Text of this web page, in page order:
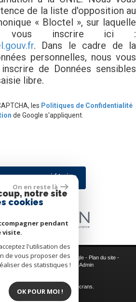
de la liste d'opposition au
« Bloctel », sur laquelle
vous inscrire ici :
. Dans le cadre de la
personnelles, nous vous
de Données sensibles
libre.
les Politiques de Confidentialité
de Google s'appliquent.
propriétaire
| Traduction powered by Google - Plan du site-
-Nos honoraires-Partenaires Admin
site adaptable à tous les types d'écrans.
On en reste là
notre site
cookies
pendant
visite.
l'utilisation des
de vous proposer des
des statistiques !
OK POUR MOI !